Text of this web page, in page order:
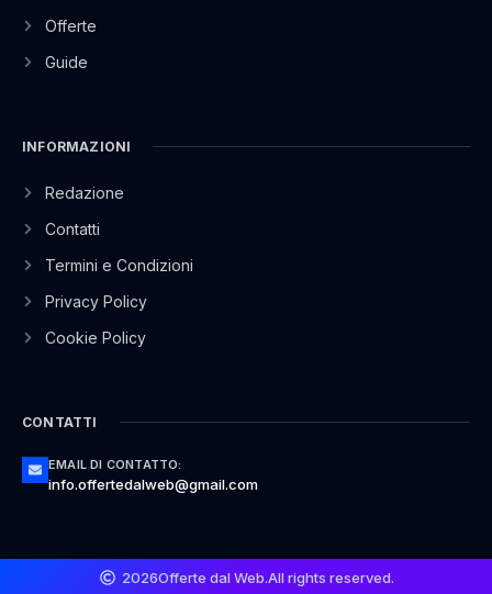
Offerte
Guide
INFORMAZIONI
Redazione
Contatti
Termini e Condizioni
Privacy Policy
Cookie Policy
CONTATTI
EMAIL DI CONTATTO:
info.offertedalweb@gmail.com
2026Offerte dal Web.All rights reserved.